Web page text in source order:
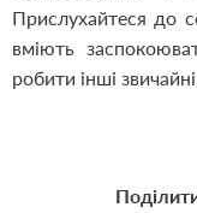
Прислухайтеся до
вміють
робити інші